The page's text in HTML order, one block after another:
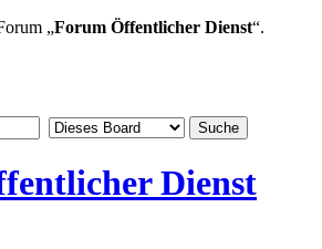
„Forum Öffentlicher Dienst“.